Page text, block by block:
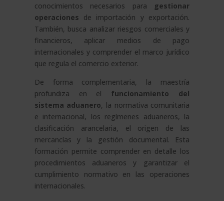
conocimientos necesarios para gestionar
operaciones de importación y exportación.
También, busca analizar riesgos comerciales y
financieros, aplicar medios de pago
internacionales y comprender el marco jurídico
que regula el comercio exterior.
De forma complementaria, la maestría
profundiza en el funcionamiento del
sistema aduanero, la normativa comunitaria
e internacional, los regímenes aduaneros, la
clasificación arancelaria, el origen de las
mercancías y la gestión documental. Esta
formación permite comprender en detalle los
procedimientos aduaneros y garantizar el
cumplimiento normativo en las operaciones
internacionales.